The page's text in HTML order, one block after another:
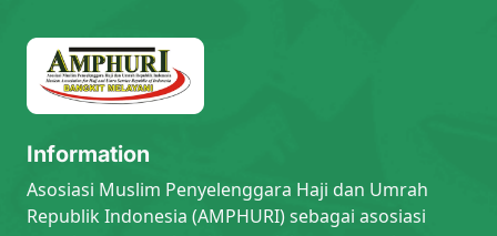
Information
Asosiasi Muslim Penyelenggara Haji dan Umrah
Republik Indonesia (AMPHURI) sebagai asosiasi